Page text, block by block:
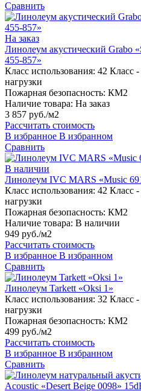
Сравнить
На заказ
Линолеум акустический Grabo
455-857»
Класс использования: 42 Класс
нагрузки
Пожарная безопасность: КМ2
Наличие товара: На заказ
3 857 руб./м2
Рассчитать стоимость
В избранное В избранном
Сравнить
В наличии
Линолеум IVC MARS «Music
Класс использования: 42 Класс
нагрузки
Пожарная безопасность: КМ2
Наличие товара: В наличии
949 руб./м2
Рассчитать стоимость
В избранное В избранном
Сравнить
Линолеум Tarkett «Oksi 1»
Класс использования: 32 Класс
нагрузки
Пожарная безопасность: КМ2
499 руб./м2
Рассчитать стоимость
В избранное В избранном
Сравнить